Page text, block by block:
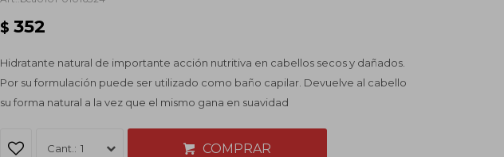
$ 352
Hidratante natural de importante acción nutritiva en cabellos secos y dañados.
Por su formulación puede ser utilizado como baño capilar. Devuelve al cabello
su forma natural a la vez que el mismo gana en suavidad
1 COMPRAR